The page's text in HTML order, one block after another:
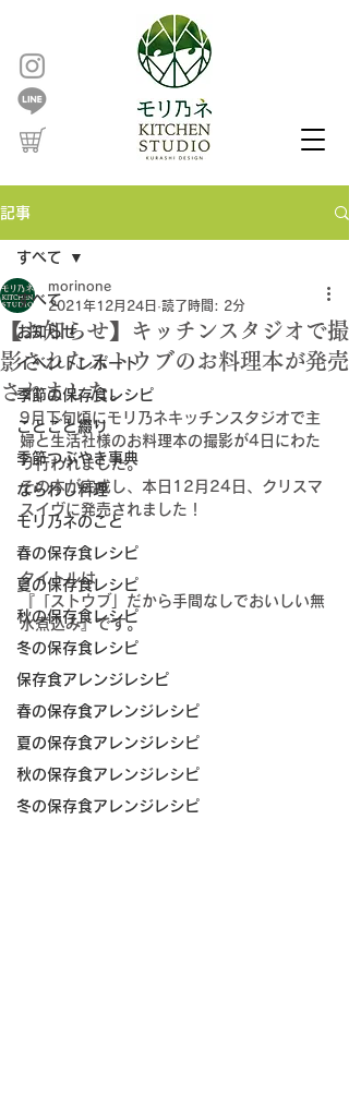
記事
すべて
お知らせ
イベントレポート
季節の保存食レシピ
ことごと綴り
季節つぶやき事典
ならわし料理
モリ乃ネのこと
春の保存食レシピ
夏の保存食レシピ
秋の保存食レシピ
冬の保存食レシピ
保存食アレンジレシピ
春の保存食アレンジレシピ
夏の保存食アレンジレシピ
秋の保存食アレンジレシピ
冬の保存食アレンジレシピ
すべて
【お知らせ】キッチンスタジオで撮
影されたストウブのお料理本が発売
されました。
morinone
2021年12月24日 読了時間: 2分
9月下旬頃にモリ乃ネキッチンスタジオで主
婦と生活社様のお料理本の撮影が4日にわた
り行われました。
その本が完成し、本日12月24日、クリスマ
スイヴに発売されました！
タイトルは
『「ストウブ」だから手間なしでおいしい無
水煮込み』です。